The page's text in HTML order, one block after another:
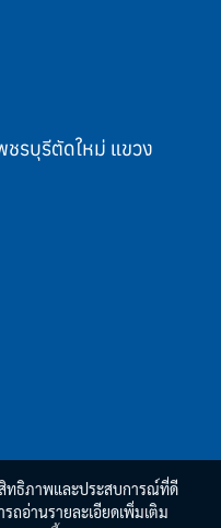
รบุรีตัดใหม่ แขวง
สิทธิภาพและประสบการณ์ที่ดี
ถอ่านรายละเอียดเพิ่มเติม